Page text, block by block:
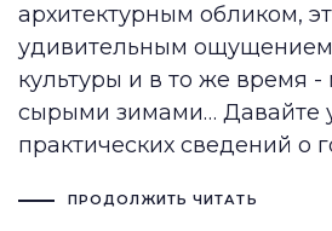
архитектурным обликом,
удивительным
культуры и в то же время
сырыми зимами… Давайте
практических сведений о
ПРОДОЛЖИТЬ ЧИТАТЬ